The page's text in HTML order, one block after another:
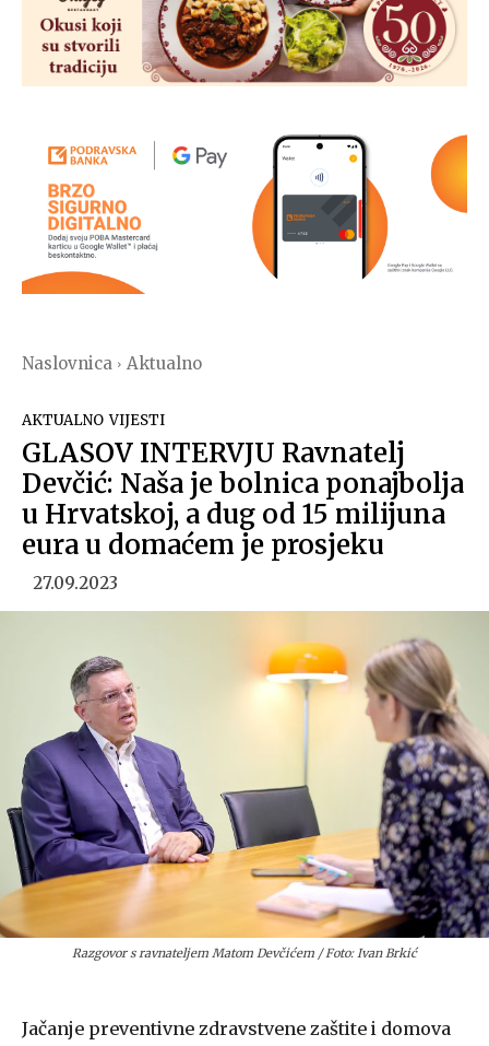
Naslovnica Aktualno
AKTUALNO VIJESTI
GLASOV INTERVJU Ravnatelj
Devčić: Naša je bolnica ponajbolja
u Hrvatskoj, a dug od 15 milijuna
eura u domaćem je prosjeku
27.09.2023
Razgovor s ravnateljem Matom Devčićem / Foto: Ivan Brkić
Jačanje preventivne zdravstvene zaštite i domova